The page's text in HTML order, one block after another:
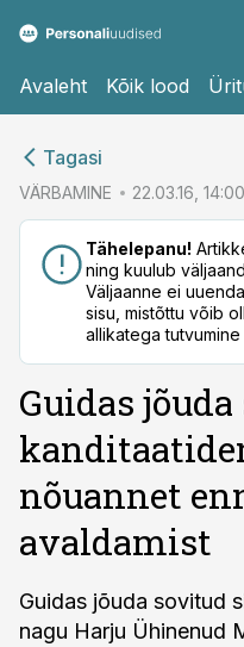
Avaleht Kõik lood
Tagasi
VÄRBAMINE 22.03.16, 14:00
Tähelepanu!
ning kuulub
Väljaanne ei
sisu, mistõttu võib
allikatega tutvumine
Guidas
nõuannet
avaldamist
Guidas jõuda sovitud
nagu Harju Ühinenud